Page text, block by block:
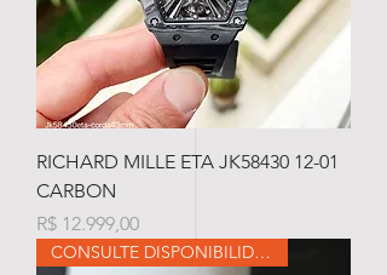
RICHARD MILLE ETA JK58430 12-01
CARBON
Preço
R$ 12.999,00
CONSULTE DISPONIBILIDADE